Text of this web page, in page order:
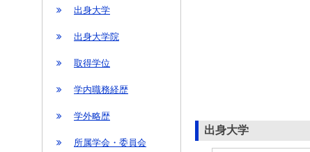
出身大学
出身大学院
取得学位
学内職務経歴
学外略歴
所属学会・委員会
出身大学